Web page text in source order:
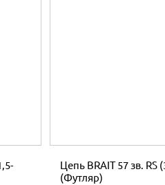
Цепь BRAIT 57 зв. RS
(Футляр)